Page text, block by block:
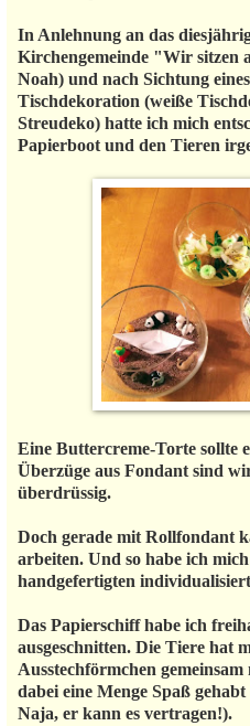
In Anlehnung an das
Kirchengemeinde "Wir sitzen
Noah) und nach Sichtung
Tischdekoration (weiße
Streudeko) hatte ich mich
Papierboot und den Tieren
Eine Buttercreme-Torte sollte
Überzüge aus Fondant sind
überdrüssig.
Doch gerade mit Rollfondant
arbeiten. Und so habe ich
handgefertigten
Das Papierschiff habe ich
ausgeschnitten. Die Tiere hat
Ausstechförmchen
dabei eine Menge Spaß
Naja, er kann es vertragen!).